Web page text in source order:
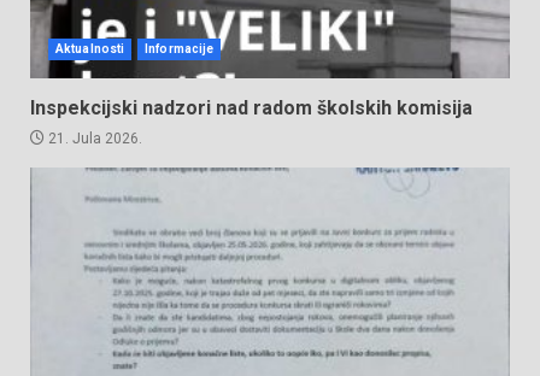
Aktualnosti Informacije
Inspekcijski nadzori nad radom školskih komisija
21. Jula 2026.